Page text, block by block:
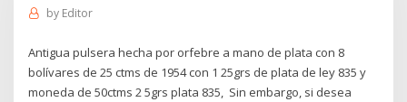
by Editor
Antigua pulsera hecha por orfebre a mano de plata con 8
bolívares de 25 ctms de 1954 con 1 25grs de plata de ley 835 y
moneda de 50ctms 2 5grs plata 835, Sin embargo, si desea